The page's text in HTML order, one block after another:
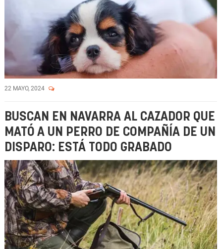
22 MAYO, 2024
BUSCAN EN NAVARRA AL CAZADOR QUE
MATÓ A UN PERRO DE COMPAÑÍA DE UN
DISPARO: ESTÁ TODO GRABADO